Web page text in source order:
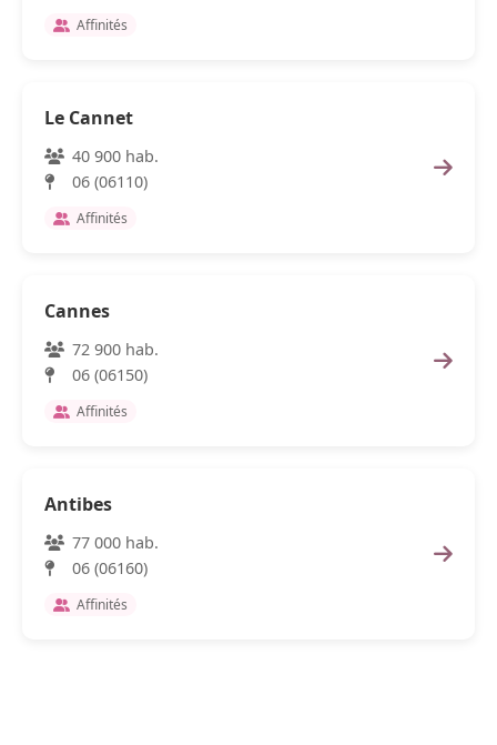
Affinités
Le Cannet
40 900 hab.
06 (06110)
Affinités
Cannes
72 900 hab.
06 (06150)
Affinités
Antibes
77 000 hab.
06 (06160)
Affinités